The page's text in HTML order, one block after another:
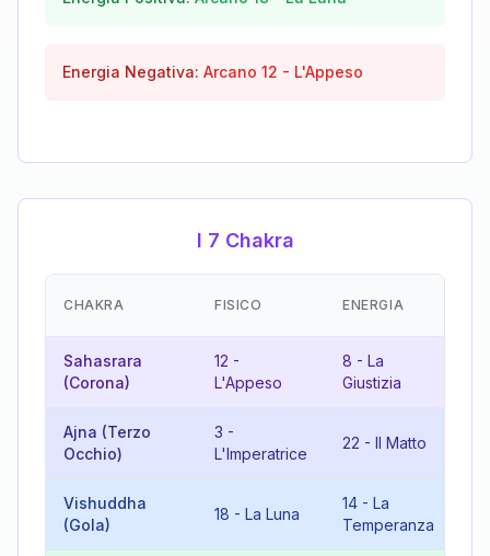
Energia Negativa: Arcano 12 - L'Appeso
I 7 Chakra
CHAKRA FISICO ENERGIA
Sahasrara
(Corona)
12 -
L'Appeso
8 - La
Giustizia
Ajna (Terzo
Occhio)
3 -
L'Imperatrice
22 - Il Matto
Vishuddha
(Gola)
18 - La Luna
14 - La
Temperanza